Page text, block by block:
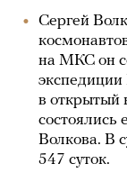
Сергей
на МКС он
в открытый
состоялись
Волкова. В
547 суток.